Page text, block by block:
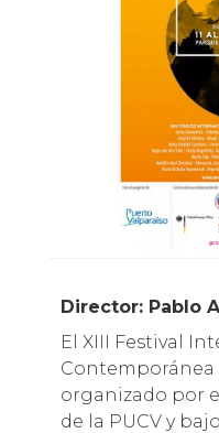
Director: Pablo
El XIII Festival
Contemporánea
organizado por
de la PUCV y